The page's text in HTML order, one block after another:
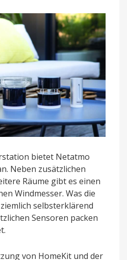
bietet Netatmo
Neben zusätzlichen
Räume gibt es einen
Windmesser. Was die
selbsterklärend
Sensoren packen
von HomeKit und der